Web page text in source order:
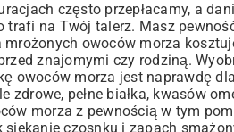
często przepłacamy, a
na Twój talerz. Masz
owoców morza
znajomymi czy rodziną.
owoców morza jest naprawdę
pełne białka, kwasów
morza z pewnością w tym
czosnku i zapach